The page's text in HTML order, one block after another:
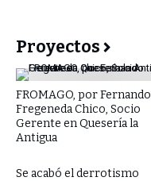
Proyectos
FROMAGO, por Fernando
Fregeneda Chico, Socio
Gerente en Quesería la
Antigua
Se acabó el derrotismo